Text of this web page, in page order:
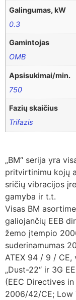
Galingumas, kW
0.3
Gamintojas
OMB
Apsisukimai/min.
750
Fazių skaičius
Trifazis
„BM“ serija yra
pritvirtinimu kojų
sričių vibracijos
gamyba ir t.t.
Visas BM
galiojančių EEB
žemo įtempio
suderinamumas
ATEX 94 / 9 /
„Dust-22“ ir 3G
(EEC Directives
2006/42/CE; Low